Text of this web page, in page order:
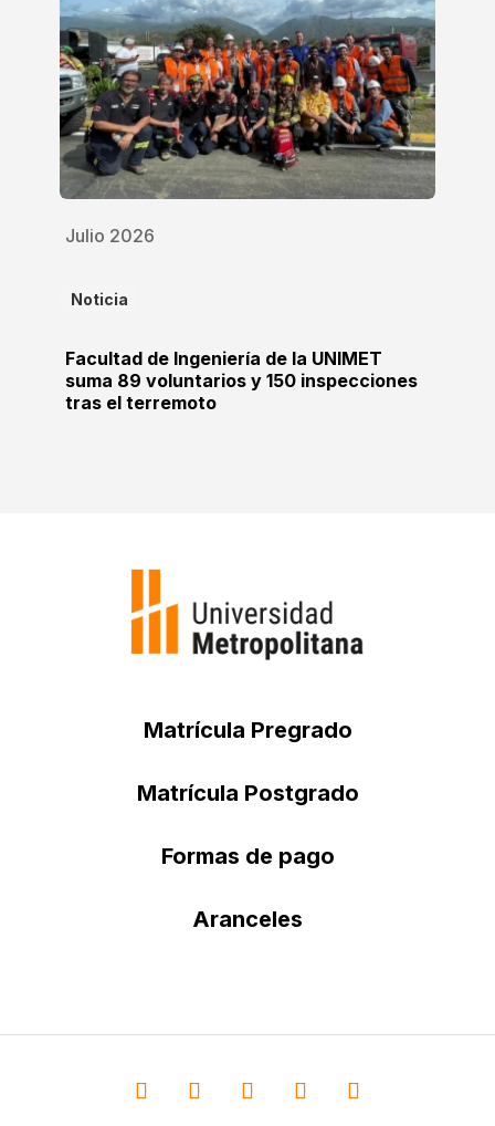
Julio 2026
Noticia
Facultad de Ingeniería de la UNIMET
suma 89 voluntarios y 150 inspecciones
tras el terremoto
Matrícula Pregrado
Matrícula Postgrado
Formas de pago
Aranceles